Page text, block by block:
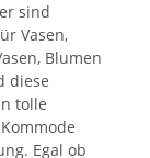
sind
Vasen,
Blumen
diese
tolle
Egal ob